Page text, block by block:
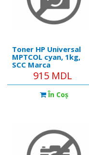
Toner HP Universal
MPTCOL cyan, 1kg,
SCC Marca
Compatibila: Universal
Imprimante
Compatibile: Canon i-
SENSYS MF, HP
915 MDL
În Coş